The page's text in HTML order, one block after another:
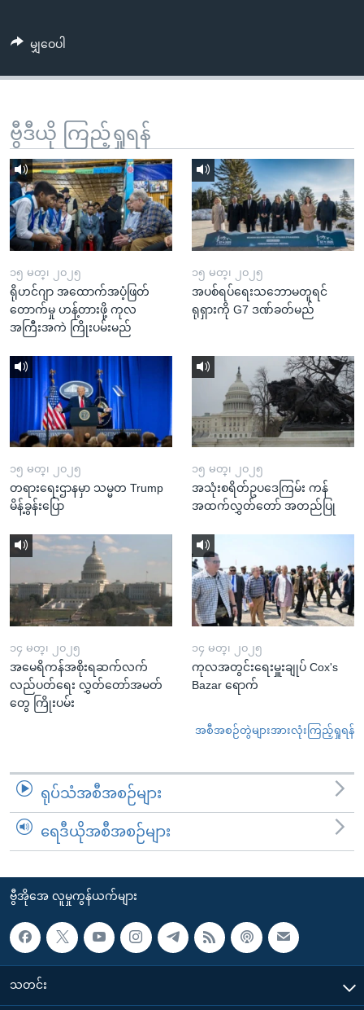
ရှာဖွေ
နေရာ
သို့
ကျော်
ရန်
မျှဝေပါ
ဗွီဒီယို ကြည့်ရှုရန်
၁၅ မတ္၊ ၂၀၂၅
ရိုဟင်ဂျာ အထောက်အပံ့ဖြတ်
တောက်မှု ဟန့်တားဖို့ ကုလ
အကြီးအကဲ ကြိုးပမ်းမည်
၁၅ မတ္၊ ၂၀၂၅
အပစ်ရပ်ရေးသဘောမတူရင်
ရုရှားကို G7 ဒဏ်ခတ်မည်
၁၅ မတ္၊ ၂၀၂၅
တရားရေးဌာနမှာ သမ္မတ Trump
မိန့်ခွန်းပြော
၁၅ မတ္၊ ၂၀၂၅
အသုံးစရိတ်ဥပဒေကြမ်း ကန်
အထက်လွှတ်တော် အတည်ပြု
၁၄ မတ္၊ ၂၀၂၅
အမေရိကန်အစိုးရဆက်လက်
လည်ပတ်ရေး လွှတ်တော်အမတ်
တွေ ကြိုးပမ်း
၁၄ မတ္၊ ၂၀၂၅
ကုလအတွင်းရေးမှူးချုပ် Cox's
Bazar ရောက်
အစီအစဉ်တွဲများအားလုံးကြည့်ရှုရန်
ရုပ်သံအစီအစဉ်များ
ရေဒီယိုအစီအစဉ်များ
ဗွီအိုအေ လူမှုကွန်ယက်များ
သတင်း